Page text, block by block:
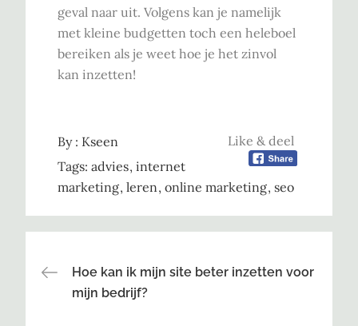
geval naar uit. Volgens kan je namelijk
met kleine budgetten toch een heleboel
bereiken als je weet hoe je het zinvol
kan inzetten!
Like & deel
By : Kseen
Tags:advies internet
marketing leren online marketing seo
Bericht
Hoe kan ik mijn site beter inzetten voor
mijn bedrijf?